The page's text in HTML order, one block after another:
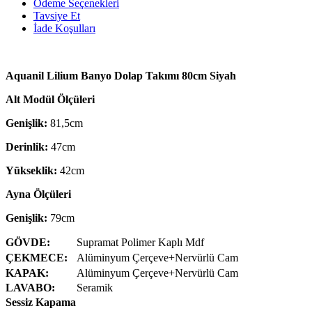
Ödeme Seçenekleri
Tavsiye Et
İade Koşulları
Aquanil Lilium Banyo Dolap Takımı 80cm Siyah
Alt Modül Ölçüleri
Genişlik: 81,5cm
Derinlik: 47cm
Yükseklik: 42cm
Ayna Ölçüleri
Genişlik: 79cm
GÖVDE:
Supramat Polimer Kaplı Mdf
ÇEKMECE:
Alüminyum Çerçeve+Nervürlü Cam
KAPAK:
Alüminyum Çerçeve+Nervürlü Cam
LAVABO:
Seramik
Sessiz Kapama